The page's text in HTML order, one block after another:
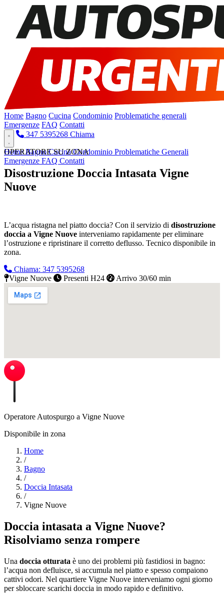
Home Bagno Cucina Condominio Problematiche generali
Emergenze FAQ Contatti
347 5395268 Chiama
HomeBagnoCucinaCondominio Problematiche Generali
Emergenze FAQ Contatti
OPERATORE SU ZONA
Disostruzione Doccia Intasata Vigne
Nuove
L’acqua ristagna nel piatto doccia? Con il servizio di disostruzione
doccia a Vigne Nuove interveniamo rapidamente per eliminare
l’ostruzione e ripristinare il corretto deflusso. Tecnico disponibile in
zona.
Chiama: 347 5395268
Vigne Nuove
Presenti H24 Arrivo 30/60 min
Operatore Autospurgo a Vigne Nuove
Disponibile in zona
Home
/
Bagno
/
Doccia Intasata
/
Vigne Nuove
Doccia intasata a Vigne Nuove?
Risolviamo senza rompere
Una doccia otturata è uno dei problemi più fastidiosi in bagno:
l’acqua non defluisce, si accumula nel piatto e spesso compaiono
cattivi odori. Nel quartiere Vigne Nuove interveniamo ogni giorno
per sbloccare scarichi doccia in modo rapido e definitivo.